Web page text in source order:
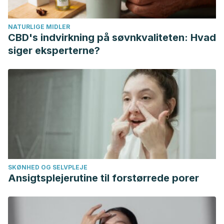
King, L. K., March, L., & Anandacoomarasamy, A. (2013).
Obesity & osteoarthritis. Indian Journal of Medical
Research.
Bliddal, H., Leeds, A. R., & Christensen, R. (2014).
Osteoarthritis, obesity and weight loss: Evidence,
hypotheses and horizons – a scoping review. Obesity
Reviews. https://doi.org/10.1111/obr.12173
Long, L., Soeken, K., & Ernst, E. (2001). Herbal medicines
for the treatment of osteoarthritis: A systematic review.
https://doi.org/10.1093/rheumatology/40.7.779
Brosseau, L., Yonge, K. a, Robinson, V., Marchand, S.,
Judd, M., Wells, G., & Tugwell, P. (2003). Thermotherapy
for treatment of osteoarthritis. The Cochrane Library.
https://doi.org/10.1016/S0031-9406(05)60490-7
R.C. Lantz, G.J. Chen, A.M. Solyom, S.D. Jolad, B.N. 2005.
NATURLIGE MIDLER
CBD's indvirkning på søvnkvaliteten: Hvad
siger eksperterne?
SKØNHED OG SELVPLEJE
Ansigtsplejerutine til forstørrede porer